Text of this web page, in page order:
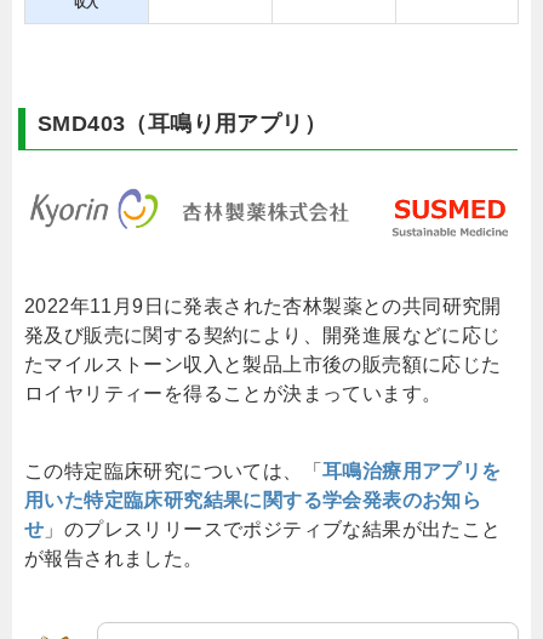
収入
SMD403（耳鳴り用アプリ）
2022年11月9日に発表された杏林製薬との共同研究開
発及び販売に関する契約により、開発進展などに応じ
たマイルストーン収入と製品上市後の販売額に応じた
ロイヤリティーを得ることが決まっています。
この特定臨床研究については、「 耳鳴治療用アプリを
用いた特定臨床研究結果に関する学会発表のお知ら
せ 」のプレスリリースでポジティブな結果が出たこと
が報告されました。